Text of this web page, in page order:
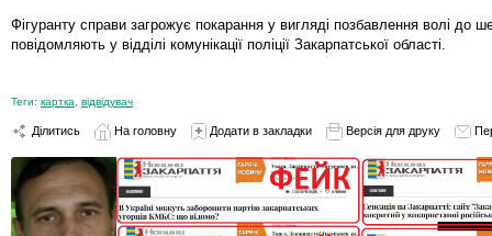
Фігуранту справи загрожує покарання у вигляді позбавлення волі до
повідомляють у відділі комунікації поліції Закарпатської області.
Теги: картка відвідувач
Ділитись На головну Додати в закладки Версія для друку